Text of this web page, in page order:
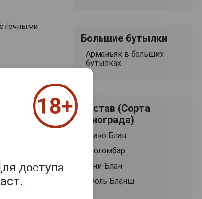
Большие бутылки
Арманьяк в больших
бутылках
Состав (Сорта
винограда)
Бако Блан
Коломбар
Уни-Блан
Фоль Бланш
доступа